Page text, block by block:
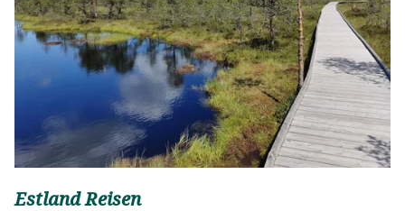
Estland Reisen